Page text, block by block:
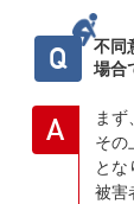
Q
不同
場合
A
まず
その
とな
被害